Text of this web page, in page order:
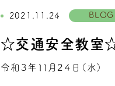
2021.11.24 BLOG
☆交通安全教室
令和３年１１月２４日（水）